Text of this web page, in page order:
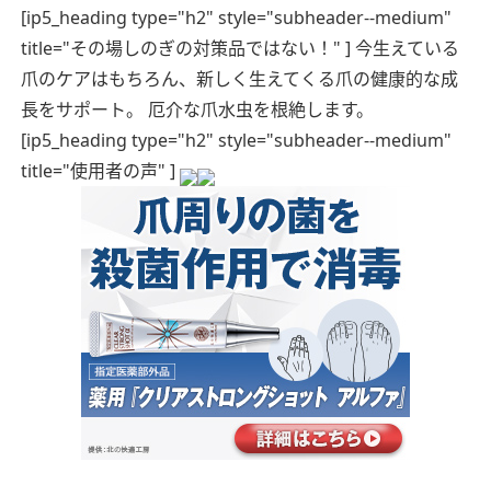
[ip5_heading type="h2" style="subheader--medium"
title="その場しのぎの対策品ではない！" ] 今生えている
爪のケアはもちろん、新しく生えてくる爪の健康的な成
長をサポート。
厄介な爪水虫を根絶します。
[ip5_heading type="h2" style="subheader--medium"
title="使用者の声" ]